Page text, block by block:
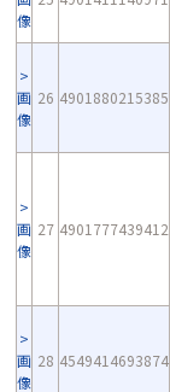
像
画
像
26 4901880215385
画
像
27 4901777439412
画
像
28 4549414693874